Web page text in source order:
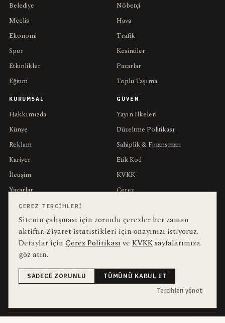
Belediye
Meclis
Ekonomi
Spor
Etkinlikler
Eğitim
Nöbetçi
Hava
Trafik
Kesintiler
Pazarlar
Toplu Taşıma
KURUMSAL
Hakkımızda
Künye
Reklam
Kariyer
İletişim
Yazarlar
Muhabirler
Editörler
GÜVEN
Yayın İlkeleri
Düzeltme Politikası
Sahiplik & Finansman
Etik Kod
KVKK
Çerez
Kullanım Şartları
YEREL ARANANLAR
İnegöl inegol-belediyesi alper-taban trafik-kazasi
İnegöl Haber
Güncel
Haberler bursa-buyuksehir-belediyesi Bursa
ÇEREZ TERCIHLERI
Sitenin çalışması için zorunlu çerezler her zaman
aktiftir. Ziyaret istatistikleri için onayınızı istiyoruz.
Detaylar için Çerez Politikasıve KVKKsayfalarımıza
göz atın.
SADECE ZORUNLU
TÜMÜNÜ KABUL ET
Tercihleri yönet